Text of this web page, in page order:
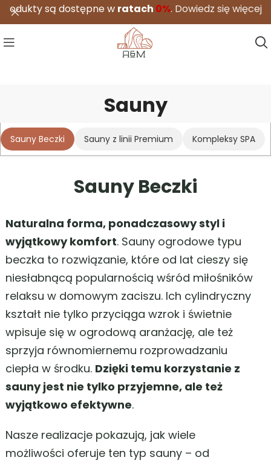
Sauny
Sauny Beczki Sauny z linii Premium Kompleksy SPA
Sauny Beczki
Naturalna forma, ponadczasowy styl i
wyjątkowy komfort. Sauny ogrodowe typu
beczka to rozwiązanie, które od lat cieszy się
niesłabnącą popularnością wśród miłośników
relaksu w domowym zaciszu. Ich cylindryczny
kształt nie tylko przyciąga wzrok i świetnie
wpisuje się w ogrodową aranżację, ale też
sprzyja równomiernemu rozprowadzaniu
ciepła w środku. Dzięki temu korzystanie z
sauny jest nie tylko przyjemne, ale też
wyjątkowo efektywne.
Nasze realizacje pokazują, jak wiele
możliwości oferuje ten typ sauny – od
wratach0%.Dowiedz się więcej